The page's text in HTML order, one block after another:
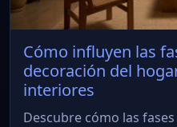
Cómo influyen las
decoración del
interiores
Descubre cómo las